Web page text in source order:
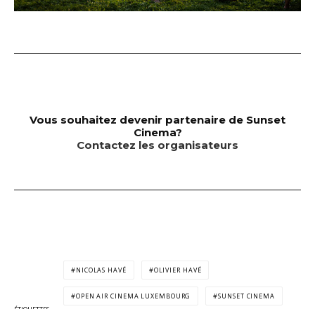
Vous souhaitez devenir partenaire de Sunset
Cinema?
Contactez les organisateurs
NICOLAS HAVÉ OLIVIER HAVÉ
OPEN AIR CINEMA LUXEMBOURG SUNSET CINEMA